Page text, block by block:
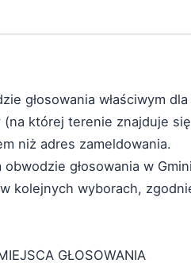
głosowania właściwym
której terenie znajduje
niż adres zameldowania.
głosowania w
kolejnych wyborach,
GŁOSOWANIA